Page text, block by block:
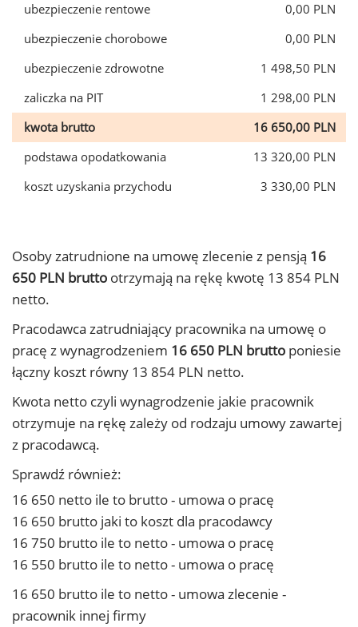
ubezpieczenie rentowe
0,00 PLN
ubezpieczenie chorobowe
0,00 PLN
ubezpieczenie zdrowotne
1 498,50 PLN
zaliczka na PIT
1 298,00 PLN
kwota brutto
16 650,00 PLN
podstawa opodatkowania
13 320,00 PLN
koszt uzyskania przychodu
3 330,00 PLN
Osoby zatrudnione na umowę zlecenie z pensją 16
650 PLN brutto otrzymają na rękę kwotę 13 854 PLN
netto.
Pracodawca zatrudniający pracownika na umowę o
pracę z wynagrodzeniem 16 650 PLN brutto poniesie
łączny koszt równy 13 854 PLN netto.
Kwota netto czyli wynagrodzenie jakie pracownik
otrzymuje na rękę zależy od rodzaju umowy zawartej
z pracodawcą.
Sprawdź również:
16 650 netto ile to brutto - umowa o pracę
16 650 brutto jaki to koszt dla pracodawcy
16 750 brutto ile to netto - umowa o pracę
16 550 brutto ile to netto - umowa o pracę
16 650 brutto ile to netto - umowa zlecenie -
pracownik innej firmy